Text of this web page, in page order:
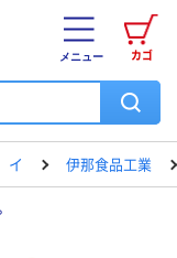
カゴ
メニュー
イ 伊那食品工業